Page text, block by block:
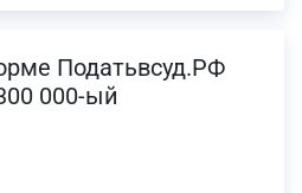
Податьвсуд.РФ
000-ый